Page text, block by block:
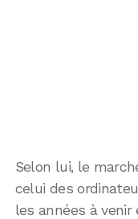
Selon lui, le
celui des
les années à